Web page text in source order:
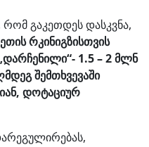
რომ გაკეთდეს დასკვნა,
რკინიგზისთვის
1.5 – 2 მლნ
შემთხვევაში
დოტაციურ